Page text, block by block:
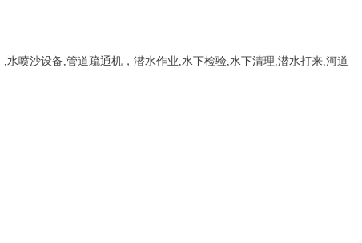
,水喷沙设备,管道疏通机 ， 潜水作业,水下检验,水下清理,潜水打来,河道